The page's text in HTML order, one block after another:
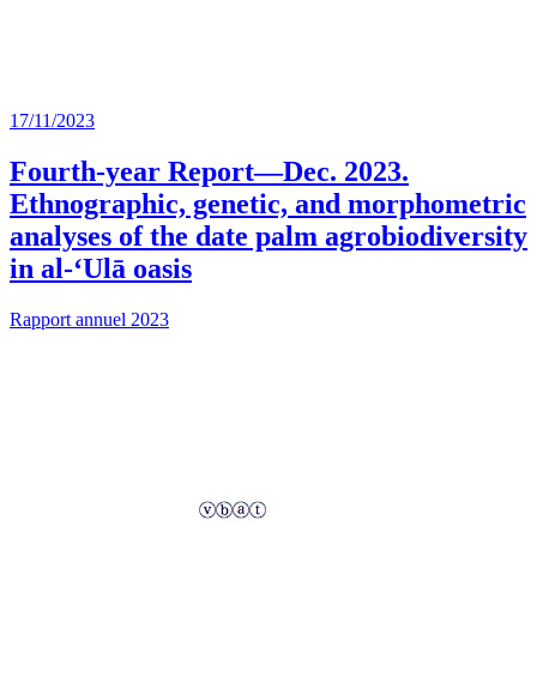
17/11/2023
Fourth-year Report—Dec. 2023.
Ethnographic, genetic, and morphometric
analyses of the date palm agrobiodiversity
in al-‘Ulā oasis
Rapport annuel 2023